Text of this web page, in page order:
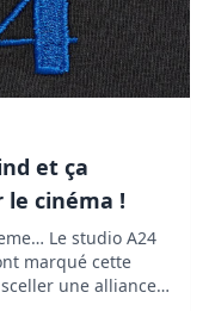
et ça
cinéma !
Le studio A24
marqué cette
une alliance